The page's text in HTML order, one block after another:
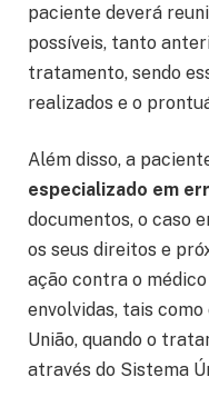
paciente deverá
possíveis, tanto
tratamento, sendo
realizados e o
Além disso, a
especializado em
documentos, o caso
os seus direitos e
ação contra o
envolvidas, tais
União, quando o
através do Sistema